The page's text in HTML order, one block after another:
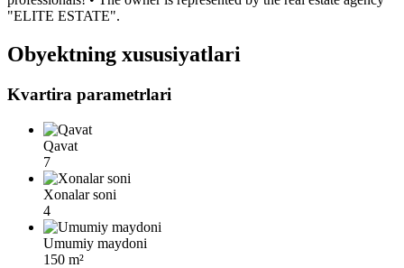
"ELITE ESTATE".
Obyektning xususiyatlari
Kvartira parametrlari
Qavat
7
Xonalar soni
4
Umumiy maydoni
150 m²